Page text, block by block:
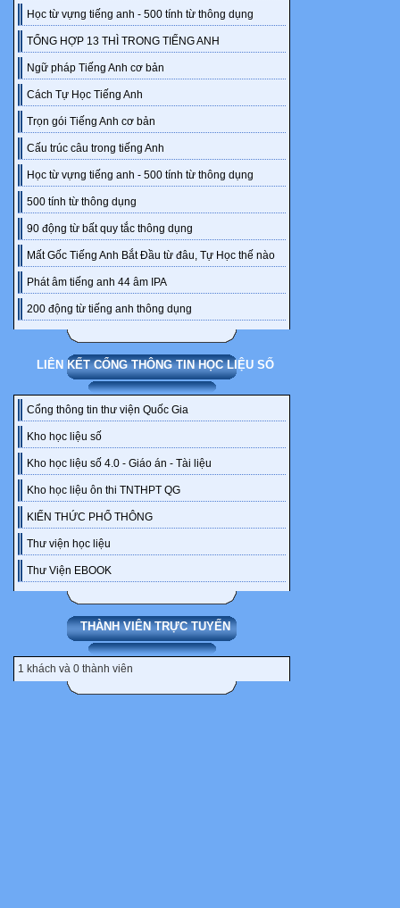
Học từ vựng tiếng anh - 500 tính từ thông dụng
TỔNG HỢP 13 THÌ TRONG TIẾNG ANH
Ngữ pháp Tiếng Anh cơ bản
Cách Tự Học Tiếng Anh
Trọn gói Tiếng Anh cơ bản
Cấu trúc câu trong tiếng Anh
Học từ vựng tiếng anh - 500 tính từ thông dụng
500 tính từ thông dụng
90 động từ bất quy tắc thông dụng
Mất Gốc Tiếng Anh Bắt Đầu từ đâu, Tự Học thế nào
Phát âm tiếng anh 44 âm IPA
200 động từ tiếng anh thông dụng
LIÊN KẾT CỔNG THÔNG TIN HỌC LIỆU SỐ
Cổng thông tin thư viện Quốc Gia
Kho học liệu số
Kho học liệu số 4.0 - Giáo án - Tài liệu
Kho học liệu ôn thi TNTHPT QG
KIẾN THỨC PHỔ THÔNG
Thư viện học liệu
Thư Viện EBOOK
THÀNH VIÊN TRỰC TUYẾN
1 khách và 0 thành viên